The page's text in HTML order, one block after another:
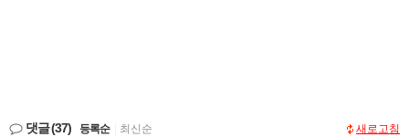
댓글(37) 등록순 최신순 새로고침